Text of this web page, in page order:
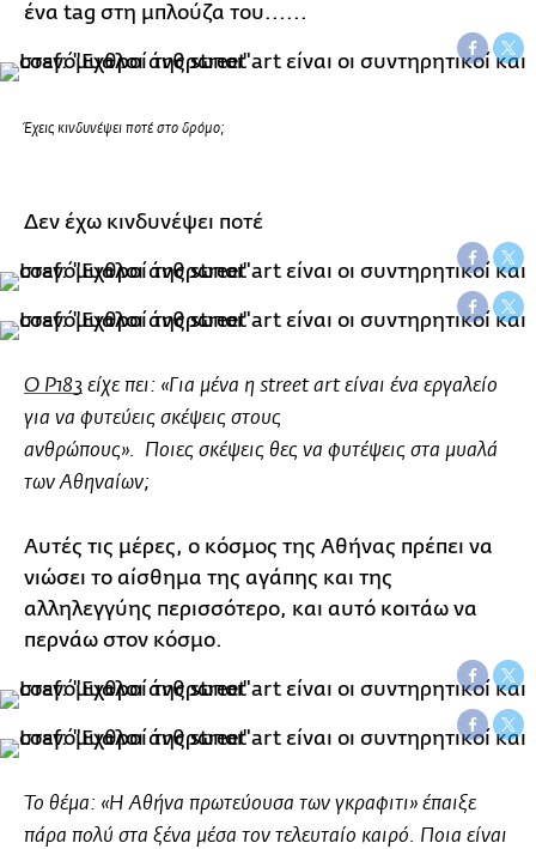
ένα tag στη μπλούζα του......
Έχεις κινδυνέψει ποτέ στο δρόμο;
Δεν έχω κινδυνέψει ποτέ
O P183 είχε πει: «Για μένα η street art είναι ένα εργαλείο
για να φυτεύεις σκέψεις στους
ανθρώπους». Ποιες σκέψεις θες να φυτέψεις στα μυαλά
των Αθηναίων;
Αυτές τις μέρες, ο κόσμος της Αθήνας πρέπει να
νιώσει το αίσθημα της αγάπης και της
αλληλεγγύης περισσότερο, και αυτό κοιτάω να
περνάω στον κόσμο.
Το θέμα: «Η Αθήνα πρωτεύουσα των γκραφιτι» έπαιξε
πάρα πολύ στα ξένα μέσα τον τελευταίο καιρό. Ποια είναι